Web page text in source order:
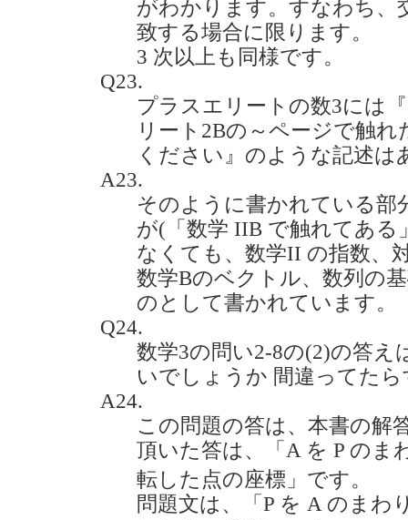
がわかります。すなわち、
致する場合に限ります。
3 次以上も同様です。
Q23.
プラスエリートの数3には
リート2Bの～ページで触
ください』のような記述は
A23.
そのように書かれている部
が(「数学 IIB で触れてあ
なくても、数学II の指数、
数学Bのベクトル、数列の
のとして書かれています。
Q24.
数学3の問い2-8の(2)の答え
いでしょうか 間違ってた
A24.
この問題の答は、本書の解
頂いた答は、「A を P のま
転した点の座標」です。
問題文は、「P を A のまわ